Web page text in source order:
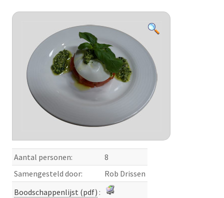
Aantal personen:
8
Samengesteld door:
Rob Drissen
Boodschappenlijst (pdf) :